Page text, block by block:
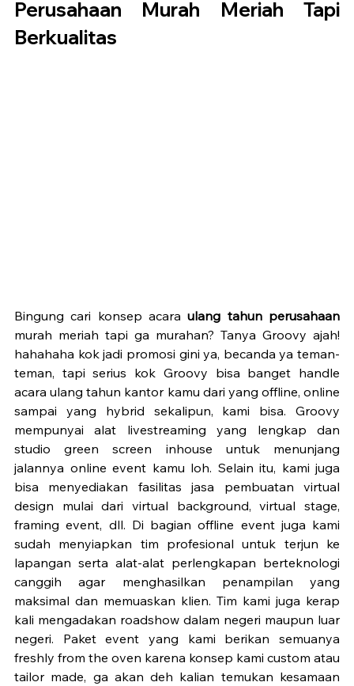
Perusahaan Murah Meriah Tapi
Berkualitas
Bingung cari konsep acara ulang tahun perusahaan
murah meriah tapi ga murahan? Tanya Groovy ajah!
hahahaha kok jadi promosi gini ya, becanda ya teman-
teman, tapi serius kok Groovy bisa banget handle
acara ulang tahun kantor kamu dari yang offline, online
sampai yang hybrid sekalipun, kami bisa. Groovy
mempunyai alat livestreaming yang lengkap dan
studio green screen inhouse untuk menunjang
jalannya online event kamu loh. Selain itu, kami juga
bisa menyediakan fasilitas jasa pembuatan virtual
design mulai dari virtual background, virtual stage,
framing event, dll. Di bagian offline event juga kami
sudah menyiapkan tim profesional untuk terjun ke
lapangan serta alat-alat perlengkapan berteknologi
canggih agar menghasilkan penampilan yang
maksimal dan memuaskan klien. Tim kami juga kerap
kali mengadakan roadshow dalam negeri maupun luar
negeri. Paket event yang kami berikan semuanya
freshly from the oven karena konsep kami custom atau
tailor made, ga akan deh kalian temukan kesamaan